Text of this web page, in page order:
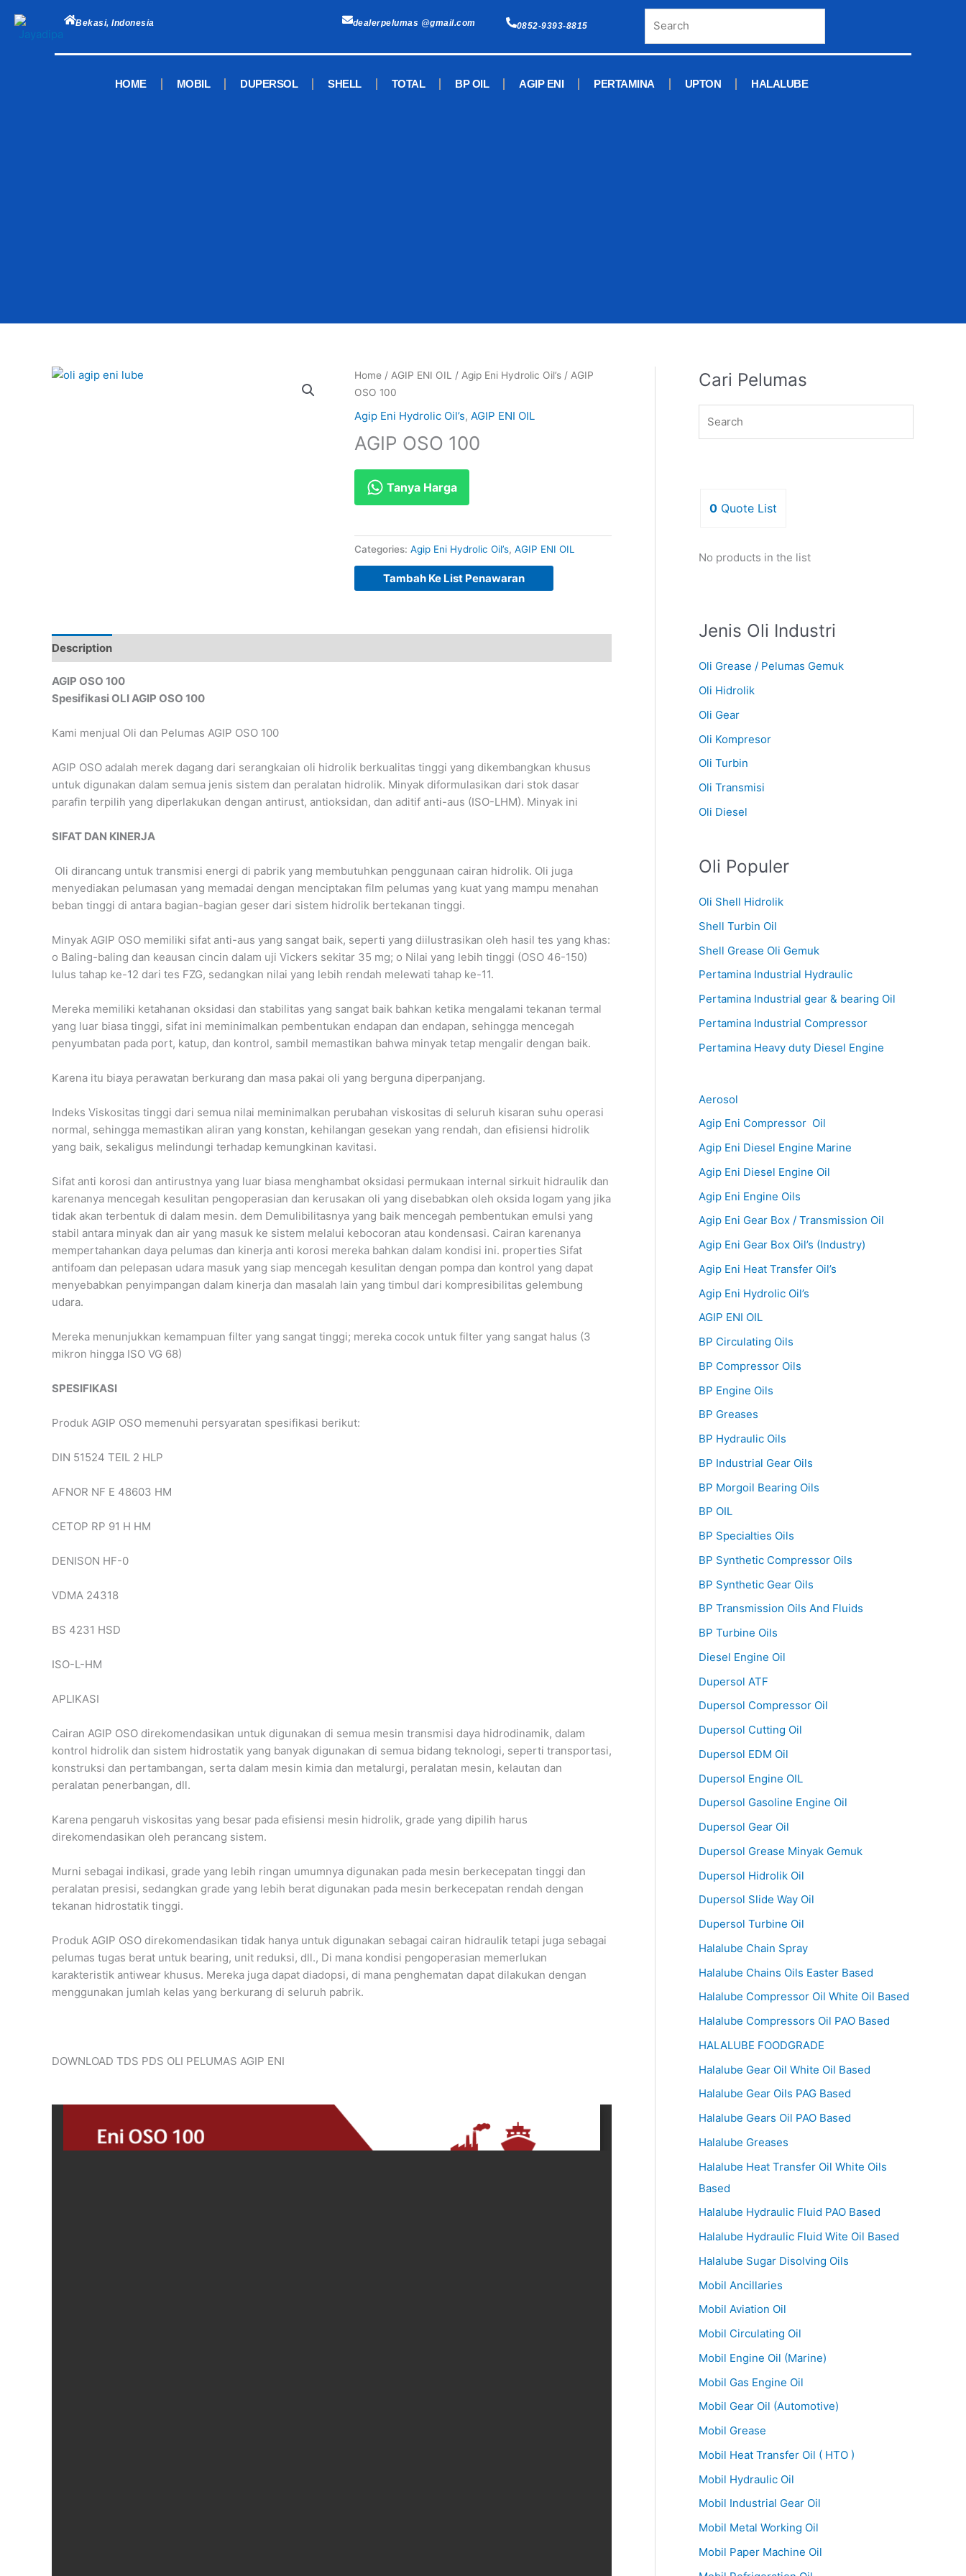
content
Bekasi, Indonesia dealerpelumas @gmail.com 0852-9393-8815
HOME MOBIL DUPERSOL SHELL TOTAL BP OIL AGIP ENI PERTAMINA UPTON HALALUBE
Home/ AGIP ENI OIL / Agip Eni Hydrolic Oil’s/ AGIP
OSO 100
Agip Eni Hydrolic Oil’s, AGIP ENI OIL
AGIP OSO 100
Tanya Harga
Categories: Agip Eni Hydrolic Oil’s, AGIP ENI OIL
Tambah Ke List Penawaran
Description
AGIP OSO 100
Spesifikasi OLI AGIP OSO 100
Kami menjual Oli dan Pelumas AGIP OSO 100
AGIP OSO adalah merek dagang dari serangkaian oli hidrolik berkualitas tinggi yang dikembangkan khusus
untuk digunakan dalam semua jenis sistem dan peralatan hidrolik. Minyak diformulasikan dari stok dasar
parafin terpilih yang diperlakukan dengan antirust, antioksidan, dan aditif anti-aus (ISO-LHM). Minyak ini
SIFAT DAN KINERJA
Oli dirancang untuk transmisi energi di pabrik yang membutuhkan penggunaan cairan hidrolik. Oli juga
menyediakan pelumasan yang memadai dengan menciptakan film pelumas yang kuat yang mampu menahan
beban tinggi di antara bagian-bagian geser dari sistem hidrolik bertekanan tinggi.
Minyak AGIP OSO memiliki sifat anti-aus yang sangat baik, seperti yang diilustrasikan oleh hasil tes yang khas:
o Baling-baling dan keausan cincin dalam uji Vickers sekitar 35 mg; o Nilai yang lebih tinggi (OSO 46-150)
lulus tahap ke-12 dari tes FZG, sedangkan nilai yang lebih rendah melewati tahap ke-11.
Mereka memiliki ketahanan oksidasi dan stabilitas yang sangat baik bahkan ketika mengalami tekanan termal
yang luar biasa tinggi, sifat ini meminimalkan pembentukan endapan dan endapan, sehingga mencegah
penyumbatan pada port, katup, dan kontrol, sambil memastikan bahwa minyak tetap mengalir dengan baik.
Karena itu biaya perawatan berkurang dan masa pakai oli yang berguna diperpanjang.
Indeks Viskositas tinggi dari semua nilai meminimalkan perubahan viskositas di seluruh kisaran suhu operasi
normal, sehingga memastikan aliran yang konstan, kehilangan gesekan yang rendah, dan efisiensi hidrolik
yang baik, sekaligus melindungi terhadap kemungkinan kavitasi.
Sifat anti korosi dan antirustnya yang luar biasa menghambat oksidasi permukaan internal sirkuit hidraulik dan
karenanya mencegah kesulitan pengoperasian dan kerusakan oli yang disebabkan oleh oksida logam yang jika
tidak akan terbentuk di dalam mesin. dem Demulibilitasnya yang baik mencegah pembentukan emulsi yang
stabil antara minyak dan air yang masuk ke sistem melalui kebocoran atau kondensasi. Cairan karenanya
mempertahankan daya pelumas dan kinerja anti korosi mereka bahkan dalam kondisi ini. properties Sifat
antifoam dan pelepasan udara masuk yang siap mencegah kesulitan dengan pompa dan kontrol yang dapat
menyebabkan penyimpangan dalam kinerja dan masalah lain yang timbul dari kompresibilitas gelembung
udara.
Mereka menunjukkan kemampuan filter yang sangat tinggi; mereka cocok untuk filter yang sangat halus (3
mikron hingga ISO VG 68)
SPESIFIKASI
Produk AGIP OSO memenuhi persyaratan spesifikasi berikut:
DIN 51524 TEIL 2 HLP
AFNOR NF E 48603 HM
CETOP RP 91 H HM
DENISON HF-0
VDMA 24318
BS 4231 HSD
ISO-L-HM
APLIKASI
Cairan AGIP OSO direkomendasikan untuk digunakan di semua mesin transmisi daya hidrodinamik, dalam
kontrol hidrolik dan sistem hidrostatik yang banyak digunakan di semua bidang teknologi, seperti transportasi,
konstruksi dan pertambangan, serta dalam mesin kimia dan metalurgi, peralatan mesin, kelautan dan
peralatan penerbangan, dll.
Karena pengaruh viskositas yang besar pada efisiensi mesin hidrolik, grade yang dipilih harus
direkomendasikan oleh perancang sistem.
Murni sebagai indikasi, grade yang lebih ringan umumnya digunakan pada mesin berkecepatan tinggi dan
peralatan presisi, sedangkan grade yang lebih berat digunakan pada mesin berkecepatan rendah dengan
tekanan hidrostatik tinggi.
Produk AGIP OSO direkomendasikan tidak hanya untuk digunakan sebagai cairan hidraulik tetapi juga sebagai
pelumas tugas berat untuk bearing, unit reduksi, dll., Di mana kondisi pengoperasian memerlukan
karakteristik antiwear khusus. Mereka juga dapat diadopsi, di mana penghematan dapat dilakukan dengan
menggunakan jumlah kelas yang berkurang di seluruh pabrik.
DOWNLOAD TDS PDS OLI PELUMAS AGIP ENI
Cari Pelumas
0 Quote List
No products in the list
Jenis Oli Industri
Oli Grease / Pelumas Gemuk
Oli Hidrolik
Oli Gear
Oli Kompresor
Oli Turbin
Oli Transmisi
Oli Diesel
Oli Populer
Oli Shell Hidrolik
Shell Turbin Oil
Shell Grease Oli Gemuk
Pertamina Industrial Hydraulic
Pertamina Industrial gear & bearing Oil
Pertamina Industrial Compressor
Pertamina Heavy duty Diesel Engine
Aerosol
Agip Eni Compressor Oil
Agip Eni Diesel Engine Marine
Agip Eni Diesel Engine Oil
Agip Eni Engine Oils
Agip Eni Gear Box / Transmission Oil
Agip Eni Gear Box Oil’s (Industry)
Agip Eni Heat Transfer Oil’s
Agip Eni Hydrolic Oil’s
AGIP ENI OIL
BP Circulating Oils
BP Compressor Oils
BP Engine Oils
BP Greases
BP Hydraulic Oils
BP Industrial Gear Oils
BP Morgoil Bearing Oils
BP OIL
BP Specialties Oils
BP Synthetic Compressor Oils
BP Synthetic Gear Oils
BP Transmission Oils And Fluids
BP Turbine Oils
Diesel Engine Oil
Dupersol ATF
Dupersol Compressor Oil
Dupersol Cutting Oil
Dupersol EDM Oil
Dupersol Engine OIL
Dupersol Gasoline Engine Oil
Dupersol Gear Oil
Dupersol Grease Minyak Gemuk
Dupersol Hidrolik Oil
Dupersol Slide Way Oil
Dupersol Turbine Oil
Halalube Chain Spray
Halalube Chains Oils Easter Based
Halalube Compressor Oil White Oil Based
Halalube Compressors Oil PAO Based
HALALUBE FOODGRADE
Halalube Gear Oil White Oil Based
Halalube Gear Oils PAG Based
Halalube Gears Oil PAO Based
Halalube Greases
Halalube Heat Transfer Oil White Oils
Based
Halalube Hydraulic Fluid PAO Based
Halalube Hydraulic Fluid Wite Oil Based
Halalube Sugar Disolving Oils
Mobil Ancillaries
Mobil Aviation Oil
Mobil Circulating Oil
Mobil Engine Oil (Marine)
Mobil Gas Engine Oil
Mobil Gear Oil (Automotive)
Mobil Grease
Mobil Heat Transfer Oil ( HTO )
Mobil Hydraulic Oil
Mobil Industrial Gear Oil
Mobil Metal Working Oil
Mobil Paper Machine Oil